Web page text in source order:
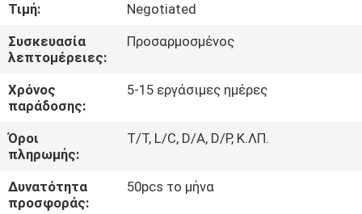
ΠΟΙΌΤΗΤΑΣ
ΕΠΙΚΟΙΝΩΝΉΣΤΕ
ΜΑΖΊ
ΜΑΣ
ΝΈΑ
Τιμή:
Negotiated
Συσκευασία
λεπτομέρειες:
Προσαρμοσμένος
Χρόνος
παράδοσης:
5-15 εργάσιμες ημέρες
Όροι
πληρωμής:
T/T, L/C, D/A, D/P, Κ.ΛΠ.
Δυνατότητα
προσφοράς:
50pcs το μήνα